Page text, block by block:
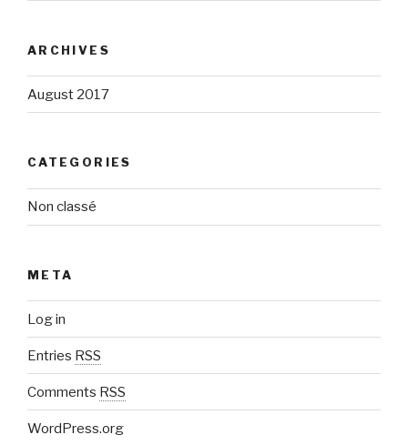
ARCHIVES
August 2017
CATEGORIES
Non classé
META
Log in
Entries RSS
Comments RSS
WordPress.org